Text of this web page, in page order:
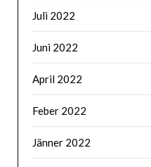
Juli 2022
Juni 2022
April 2022
Feber 2022
Jänner 2022